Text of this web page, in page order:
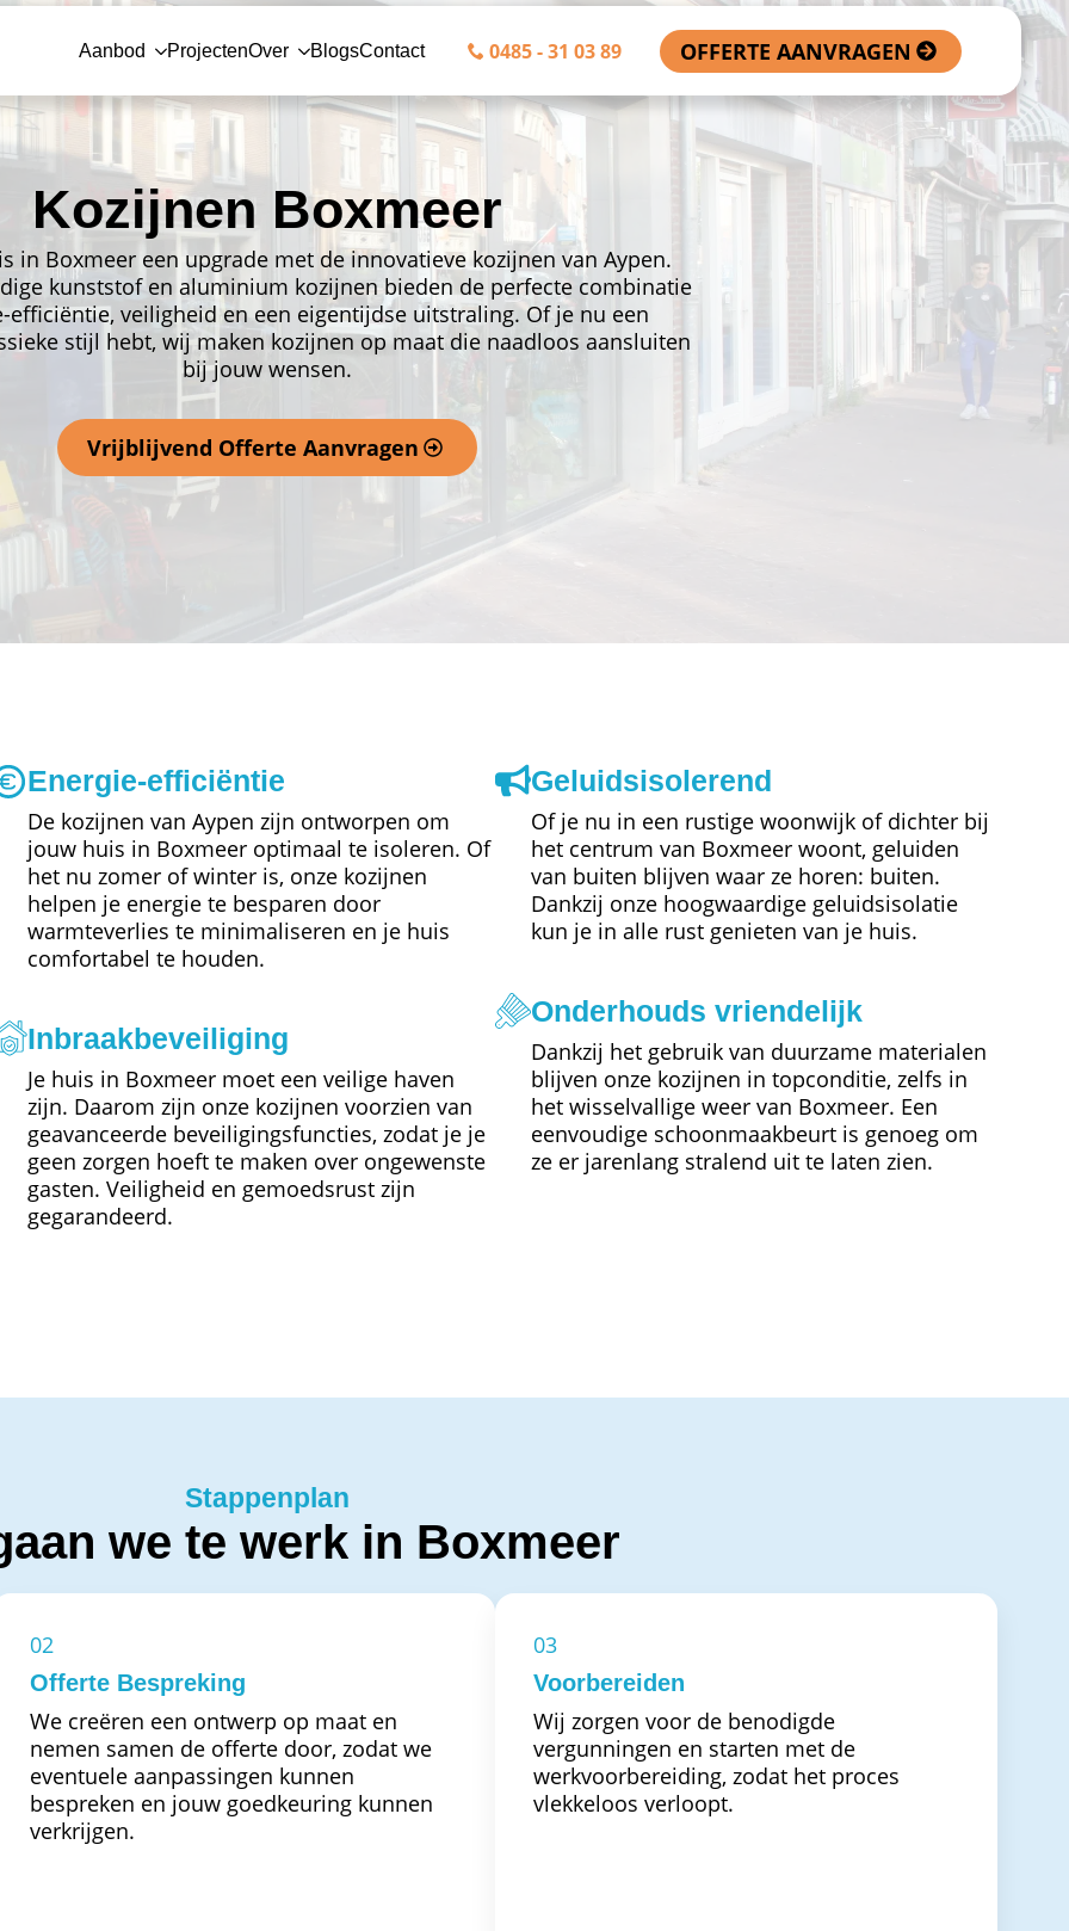
Aanbod ProjectenOver BlogsContact 0485 - 31 03 89 OFFERTE AANVRAGEN
Kozijnen Boxmeer
in Boxmeer een upgrade met de innovatieve kozijnen van Aypen.
kunststof en aluminium kozijnen bieden de perfecte combinatie
efficiëntie, veiligheid en een eigentijdse uitstraling. Of je nu een
stijl hebt, wij maken kozijnen op maat die naadloos aansluiten
bij jouw wensen.
Vrijblijvend Offerte Aanvragen
Energie-efficiëntie
De kozijnen van Aypen zijn ontworpen om
jouw huis in Boxmeer optimaal te isoleren. Of
het nu zomer of winter is, onze kozijnen
helpen je energie te besparen door
warmteverlies te minimaliseren en je huis
comfortabel te houden.
Inbraakbeveiliging
Je huis in Boxmeer moet een veilige haven
zijn. Daarom zijn onze kozijnen voorzien van
geavanceerde beveiligingsfuncties, zodat je je
geen zorgen hoeft te maken over ongewenste
gasten. Veiligheid en gemoedsrust zijn
gegarandeerd.
Geluidsisolerend
Of je nu in een rustige woonwijk of dichter bij
het centrum van Boxmeer woont, geluiden
van buiten blijven waar ze horen: buiten.
Dankzij onze hoogwaardige geluidsisolatie
kun je in alle rust genieten van je huis.
Onderhouds vriendelijk
Dankzij het gebruik van duurzame materialen
blijven onze kozijnen in topconditie, zelfs in
het wisselvallige weer van Boxmeer. Een
eenvoudige schoonmaakbeurt is genoeg om
ze er jarenlang stralend uit te laten zien.
Stappenplan
we te werk in Boxmeer
02
Offerte Bespreking
We creëren een ontwerp op maat en
nemen samen de offerte door, zodat we
eventuele aanpassingen kunnen
bespreken en jouw goedkeuring kunnen
verkrijgen.
03
Voorbereiden
Wij zorgen voor de benodigde
vergunningen en starten met de
werkvoorbereiding, zodat het proces
vlekkeloos verloopt.